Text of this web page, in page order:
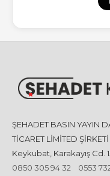
ŞEHADET BASIN YAYIN
TİCARET LİMİTED ŞİRKETİ
Keykubat, Karakayış Cd.
0850 305 94 32
0553